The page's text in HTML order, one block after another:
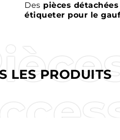
Des pièces détachées
étiqueter pour le
LES PRODUITS